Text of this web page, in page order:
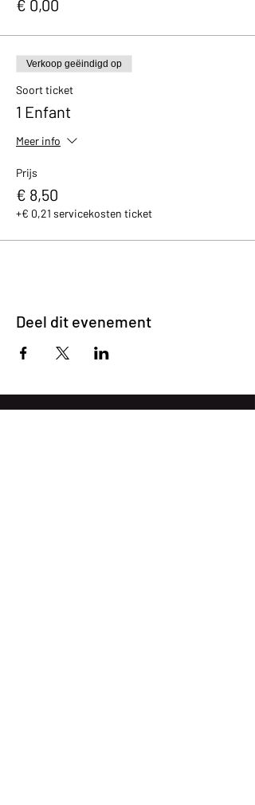
€ 0,00
Verkoop geëindigd op
Soort ticket
1 Enfant
Meer info
Prijs
€ 8,50
+€ 0,21 servicekosten ticket
Deel dit evenement